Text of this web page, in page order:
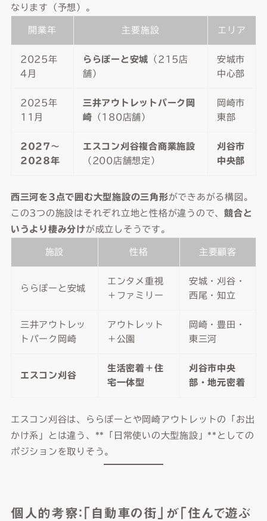
なります（予想）。
開業年 主要施設 エリア
2025年
4月
ららぽーと安城 （215店
舗）
安城市
中心部
2025年
11月
三井アウトレットパーク岡
崎 （180店舗）
岡崎市
東部
2027〜
2028年
エスコン刈谷複合商業施設
（200店舗想定）
刈谷市
中央部
西三河を3点で囲む大型施設の三角形ができあがる構図。
この3つの施設はそれぞれ立地と性格が違うので、競合と
いうより棲み分けが成立しそうです。
施設 性格 主要顧客
ららぽーと安城
エンタメ重視
＋ファミリー
安城・刈谷・
西尾・知立
三井アウトレッ
トパーク岡崎
アウトレット
＋公園
岡崎・豊田・
東三河
エスコン刈谷
生活密着＋住
宅一体型
刈谷市中央
部・地元密着
エスコン刈谷は、ららぽーとや岡崎アウトレットの「お出
かけ系」とは違う、**「日常使いの大型施設」**としての
ポジションを取りそう。
個人的考察：「自動車の街」が「住んで遊ぶ